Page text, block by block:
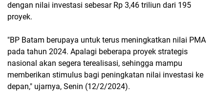
dengan nilai investasi sebesar Rp 3,46 triliun dari 195
proyek.
"BP Batam berupaya untuk terus meningkatkan nilai PMA
pada tahun 2024. Apalagi beberapa proyek strategis
nasional akan segera terealisasi, sehingga mampu
memberikan stimulus bagi peningkatan nilai investasi ke
depan," ujarnya, Senin (12/2/2024).